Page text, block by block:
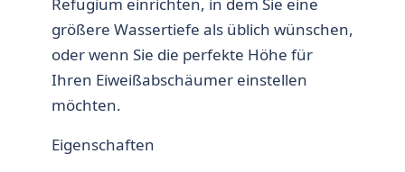
größere Wassertiefe als üblich wünschen,
oder wenn Sie die perfekte Höhe für
Ihren Eiweißabschäumer einstellen
möchten.
Eigenschaften